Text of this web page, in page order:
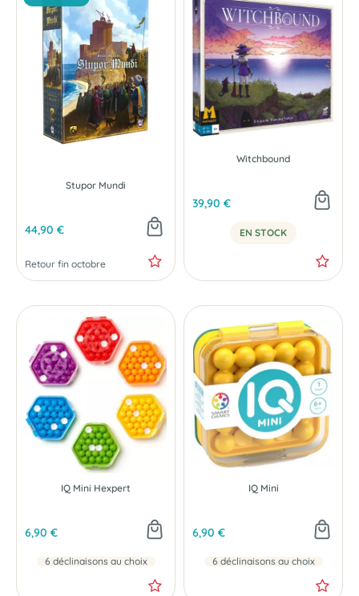
Stupor Mundi
44,90 €
Retour fin octobre
Witchbound
39,90 €
EN STOCK
IQ Mini Hexpert
6,90 €
6 déclinaisons au choix
IQ Mini
6,90 €
6 déclinaisons au choix